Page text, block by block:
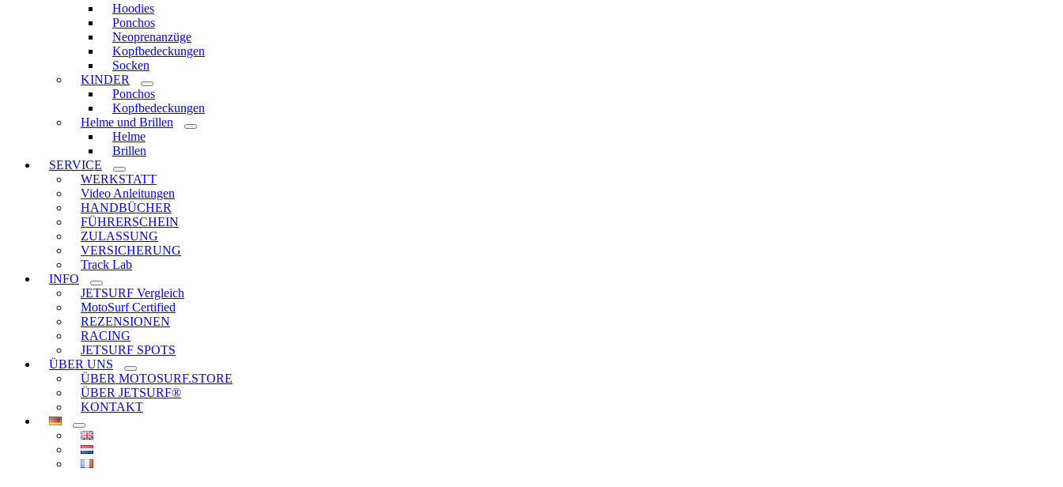
Hoodies
Ponchos
Neoprenanzüge
Kopfbedeckungen
Socken
KINDER
Ponchos
Kopfbedeckungen
Helme und Brillen
Helme
Brillen
SERVICE
WERKSTATT
Video Anleitungen
HANDBÜCHER
FÜHRERSCHEIN
ZULASSUNG
VERSICHERUNG
Track Lab
INFO
JETSURF Vergleich
MotoSurf Certified
REZENSIONEN
RACING
JETSURF SPOTS
ÜBER UNS
ÜBER MOTOSURF.STORE
ÜBER JETSURF®
KONTAKT